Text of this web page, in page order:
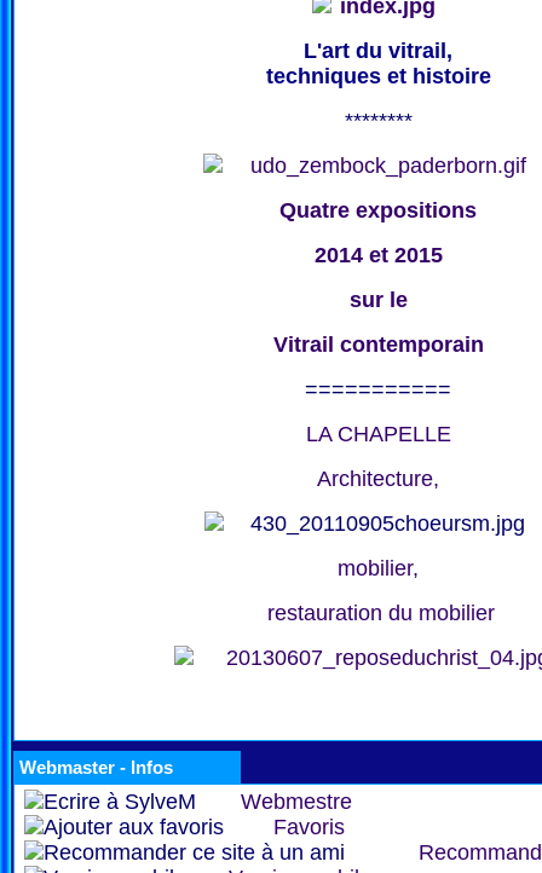
L'art du vitrail,
techniques et histoire
********
Quatre expositions
2014 et 2015
sur le
Vitrail contemporain
===========
LA CHAPELLE
Architecture,
mobilier,
restauration du mobilier
Webmaster - Infos
Webmestre
Favoris